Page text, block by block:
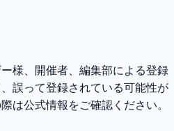
様、開催者、編集部による登録
誤って登録されている可能性が
は公式情報をご確認ください。